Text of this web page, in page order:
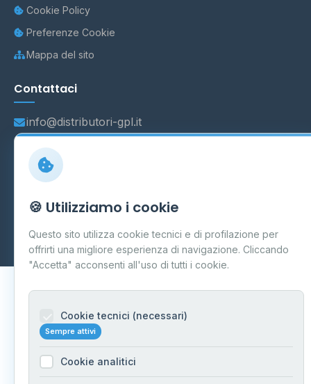
Cookie Policy
Preferenze Cookie
Mappa del sito
Contattaci
info@distributori-gpl.it
Carpi P.IVA 03859300364
Dati forniti daMinistero delle Imprese e del Made in Italy
Aggiornamento quotidiano
🍪 Utilizziamo i cookie
Questo sito utilizza cookie tecnici e di profilazione per
offrirti una migliore esperienza di navigazione. Cliccando
"Accetta" acconsenti all'uso di tutti i cookie.
Cookie tecnici (necessari)
Sempre attivi
Cookie analitici